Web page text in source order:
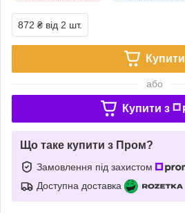
872 ₴ від 2 шт.
Купити
або
Купити з
Що таке купити з Пром?
Замовлення під захистом
Доступна доставка